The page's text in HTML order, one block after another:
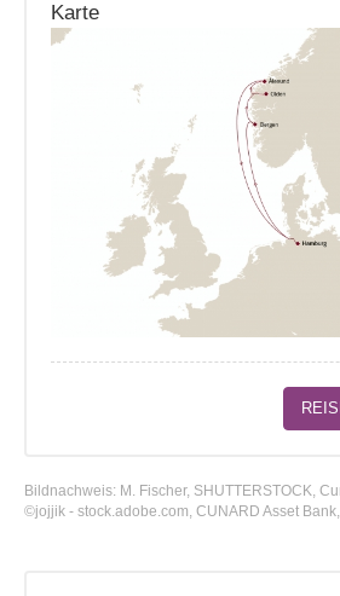
Karte
Bildnachweis: M. Fischer, SHUTTERSTOCK,
©jojjik - stock.adobe.com, CUNARD Asset